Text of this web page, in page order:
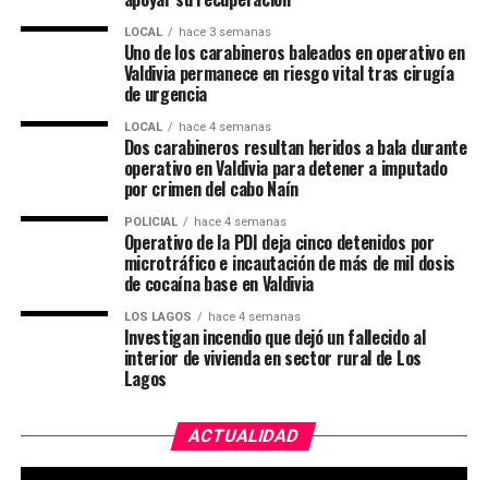
LOCAL hace 3 semanas
Uno de los carabineros baleados en operativo en
Valdivia permanece en riesgo vital tras cirugía
de urgencia
LOCAL hace 4 semanas
Dos carabineros resultan heridos a bala durante
operativo en Valdivia para detener a imputado
por crimen del cabo Naín
POLICIAL hace 4 semanas
Operativo de la PDI deja cinco detenidos por
microtráfico e incautación de más de mil dosis
de cocaína base en Valdivia
LOS LAGOS hace 4 semanas
Investigan incendio que dejó un fallecido al
interior de vivienda en sector rural de Los
Lagos
ACTUALIDAD